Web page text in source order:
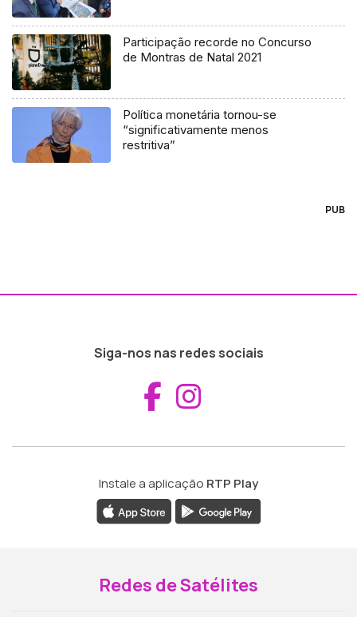
Participação recorde no Concurso
de Montras de Natal 2021
Política monetária tornou-se
“significativamente menos
restritiva”
PUB
Siga-nos nas redes sociais
Aceder ao
Instale a aplicação RTP Play
Redes de Satélites